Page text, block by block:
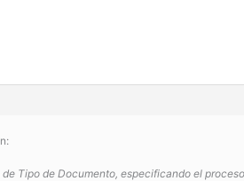
Tipo de Documento, especificando el